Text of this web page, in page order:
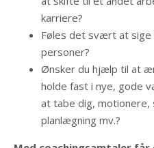
karriere?
Føles det svært at
personer?
Ønsker du hjælp til at
holde fast i nye, gode
at tabe dig,
planlægning mv.?